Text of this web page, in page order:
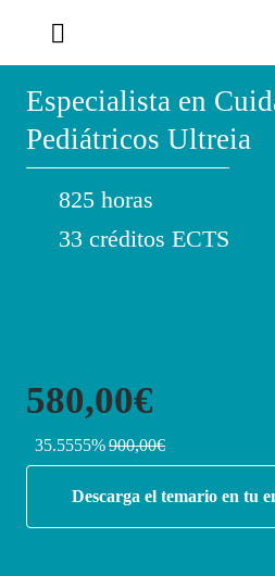
Especialista en
Pediátricos Ultreia
825 horas
33 créditos ECTS
580,00€
35.5555%900,00€
Descarga el temario en tu